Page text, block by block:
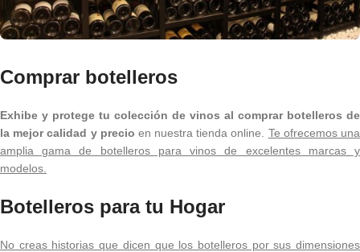
Comprar botelleros
Exhibe y protege tu colección de vinos al comprar botelleros de
la mejor calidad y precio en nuestra tienda online. Te ofrecemos una
amplia gama de botelleros para vinos de excelentes marcas y
modelos.
Botelleros para tu Hogar
No creas historias que dicen que los botelleros por sus dimensiones